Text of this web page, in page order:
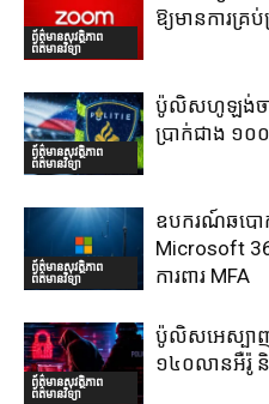
ព័ត៌មានសុវត្ថិភាព
ព័ត៌មានវិទ្យា
ឱ្យមានការគ្
ព័ត៌មានសុវត្ថិភាព
ព័ត៌មានវិទ្យា
ប៉ូលិសហូឡង់ច
ប្រាក់ជាង ១០
ព័ត៌មានសុវត្ថិភាព
ព័ត៌មានវិទ្យា
ឧបករណ៍ឆបោ
Microsoft
ការពារ MFA
ព័ត៌មានសុវត្ថិភាព
ព័ត៌មានវិទ្យា
ប៉ូលិសអេស្បាញ
១៤០លានអឺរ៉ូ